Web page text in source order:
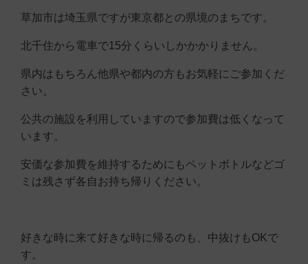
草加市は埼玉県ですが東京都との県境のまちです。
北千住から電車で15分くらいしかかかりません。
県内はもちろん他県や都内の方もお気軽にご参加くだ
さい。
公共の施設を利用していますので参加費は低くなって
います。
安価な参加費を維持するためにもペットボトルなどゴ
ミは残さず各自お持ち帰りください。
好きな時に来て好きな時に帰るのも、中抜けもOKで
す。